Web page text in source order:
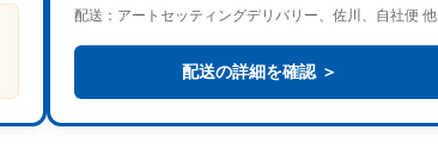
配送：アートセッティングデリバリー、佐川、自社便 他
配送の詳細を確認 ＞